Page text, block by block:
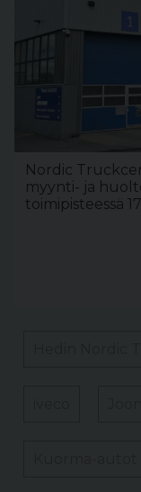
Nordic
myynti- ja
toimipisteessä